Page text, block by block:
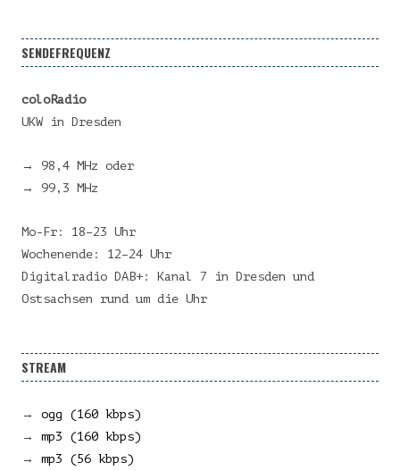
SENDEFREQUENZ
coloRadio
UKW in Dresden
→ 98,4 MHz oder
→ 99,3 MHz
Mo-Fr: 18–23 Uhr
Wochenende: 12–24 Uhr
Digitalradio DAB+: Kanal 7 in Dresden und
Ostsachsen rund um die Uhr
STREAM
→ ogg (160 kbps)
→ mp3 (160 kbps)
→ mp3 (56 kbps)